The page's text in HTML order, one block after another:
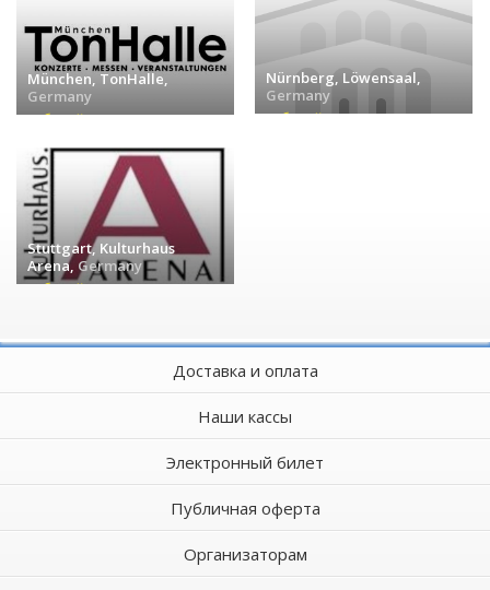
München, TonHalle,
Germany
событий (0) »
Nürnberg, Löwensaal,
Germany
событий (0) »
Stuttgart, Kulturhaus
Arena, Germany
событий (0) »
Доставка и оплата
Наши кассы
Электронный билет
Публичная оферта
Организаторам